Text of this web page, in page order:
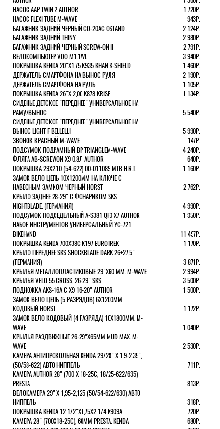
НАСОС AAP TWIN 2 AUTHOR
1 720Р.
НАСОС FLEXI TUBE M-WAVE
943Р.
БАГАЖНИК ЗАДНИЙ ЧЕРНЫЙ СD-20AC OSTAND
2 124Р.
БАГАЖНИК ЗАДНИЙ THINY
2 980Р.
БАГАЖНИК ЗАДНИЙ ЧЕРНЫЙ SCREW-ON II
2 791Р.
ВЕЛОКОМПЬЮТЕР VDO M1.1WL
3 940Р.
ПОКРЫШКА KENDA 20"Х1,75 K935 KHAN K-SHIELD
1 460Р.
ДЕРЖАТЕЛЬ СМАРТФОНА НА ВЫНОС РУЛЯ
2 190Р.
ДЕРЖАТЕЛЬ СМАРТФОНА НА РУЛЬ
1 105Р.
ПОКРЫШКА KENDA 26"Х 2,00 K878 KRISP
1 134Р.
СИДЕНЬЕ ДЕТСКОЕ "ПЕРЕДНЕЕ" УНИВЕРСАЛЬНОЕ НА
РАМУ/ВЫНОС
5 540Р.
СИДЕНЬЕ ДЕТСКОЕ "ПЕРЕДНЕЕ" УНИВЕРСАЛЬНОЕ НА
ВЫНОС LIGHT F BELLELLI
5 990Р.
ЗВОНОК КРАСНЫЙ M-WAVE
147Р.
ПОДСУМОК ПОДРАМНЫЙ BP TRIANGLEM-WAVE
4 240Р.
ФЛЯГА AB-SCREWON X9 0.8Л AUTHOR
640Р.
ПОКРЫШКА 29X2.10 (54-622) 00-011089 MTB H.R.T.
1 160Р.
ЗАМОК ВЕЛО ЦЕПЬ 10Х1200ММ НА КЛЮЧЕ С
НАВЕСНЫМ ЗАМКОМ ЧЕРНЫЙ HORST
2 762Р.
КРЫЛО ЗАДНЕЕ 28-29" С ФОНАРИКОМ SKS
NIGHTBLADE. (ГЕРМАНИЯ)
4 990Р.
ПОДСУМОК ПОДСЕДЕЛЬНЫЙ A-S381 QF9 X7 AUTHOR
1 950Р.
НАБОР ИНСТРУМЕНТОВ УНИВЕРСАЛЬНЫЙ YC-721
BIKEHAND
11 497Р.
ПОКРЫШКА KENDA 700Х38С K197 EUROTREK
1 170Р.
КРЫЛО ПЕРЕДНЕЕ SKS SHOCKBLADE DARK 26+27,5"
(ГЕРМАНИЯ)
3 871Р.
КРЫЛЬЯ МЕТАЛЛОПЛАСТИКОВЫЕ 29"Х60 ММ. M-WAVE
2 994Р.
КРЫЛЬЯ VELO 55 CROSS, 26-29" SKS
3 500Р.
ПОДНОЖКА AKS-16A C X9 16-20" AUTHOR
1 500Р.
ЗАМОК ВЕЛО ЦЕПЬ (5 РАЗРЯДОВ) 6Х1200ММ
КОДОВЫЙ HORST
1 172Р.
ЗАМОК ВЕЛО КОДОВЫЙ (4 РАЗРЯДА) 10Х1800ММ. M-
WAVE
1 040Р.
КРЫЛЬЯ РАЗДВИЖНЫЕ 26-29"Х65ММ MUD MAX. M-
WAVE
2 530Р.
КАМЕРА АНТИПРОКОЛЬНАЯ KENDA 29/28" Х 1.9-2.35",
(50/58-622) АВТО НИППЕЛЬ
711Р.
КАМЕРА AUTHOR 28" (700 Х 18-25С, 18/25-622/635)
PRESTA
813Р.
ВЕЛОКАМЕРА 29" X 1,95-2,125 (50/54-622/630) АВТО
НИППЕЛЬ
318Р.
ПОКРЫШКА KENDA 12 1/2"Х1,75X2 1/4 K909A
720Р.
КАМЕРА 28" (700Х18-25С), 60ММ PRESTA. KENDA
680Р.